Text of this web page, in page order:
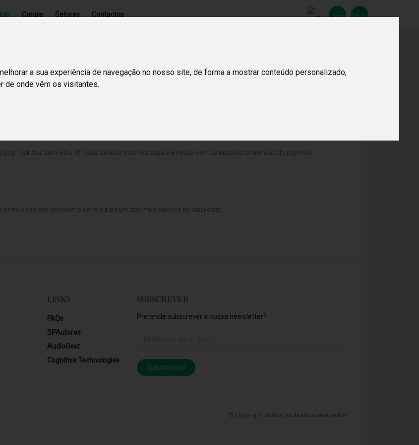
a sua experiência de navegação no nosso site, de forma a mostrar conteúdo personalizado,
de onde vêm os visitantes.
lock_open
search
Canais Setores Contactos
Procurar
rock dos anos 60 e 70. Deixe se levar pela nostalgia e emoção com as maiores referências do pop rock.
músicas que elevaram o género para um dos mais ouvidos da atualidade.
LINKS
FAQs
SPAutores
AudioGest
Cognitive Technologies
SUBSCREVER
Pretende subscrever a nossa newsletter?
Subscrever
© Copyright. Todos os direitos reservados.